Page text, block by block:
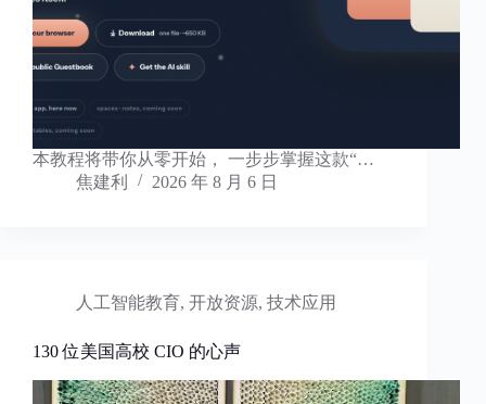
本教程将带你从零开始， 一步步掌握这款“…
焦建利
2026 年 8 月 6 日
人工智能教育, 开放资源, 技术应用
130 位美国高校 CIO 的心声